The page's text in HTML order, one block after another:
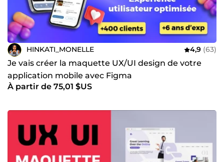
HINKATI_MONELLE 4,9 (63)
Je vais créer la maquette UX/UI design de votre
application mobile avec Figma
À partir de 75,01 $US